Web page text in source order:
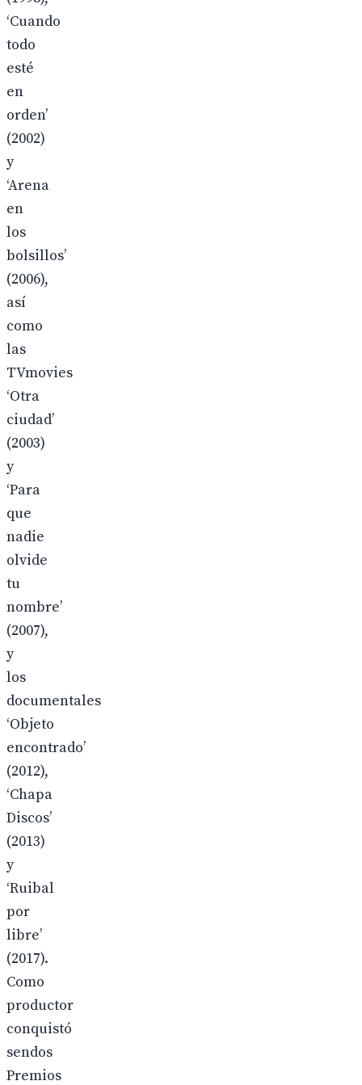
‘Cuando
todo
esté
en
orden’
(2002)
y
‘Arena
en
los
bolsillos’
(2006),
así
como
las
TVmovies
‘Otra
ciudad’
(2003)
y
‘Para
que
nadie
olvide
tu
nombre’
(2007),
y
los
documentales
‘Objeto
encontrado’
(2012),
‘Chapa
Discos’
(2013)
y
‘Ruibal
por
libre’
(2017).
Como
productor
conquistó
sendos
Premios